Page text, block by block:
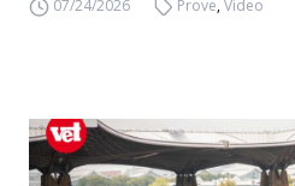
07/24/2026 Prove,Video